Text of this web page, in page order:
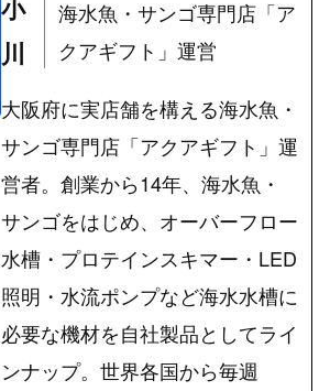
小
川
海水魚・サンゴ専門店「ア
クアギフト」運営
大阪府に実店舗を構える海水魚・
サンゴ専門店「アクアギフト」運
営者。創業から14年、海水魚・
サンゴをはじめ、オーバーフロー
水槽・プロテインスキマー・LED
照明・水流ポンプなど海水水槽に
必要な機材を自社製品としてライ
ンナップ。世界各国から毎週